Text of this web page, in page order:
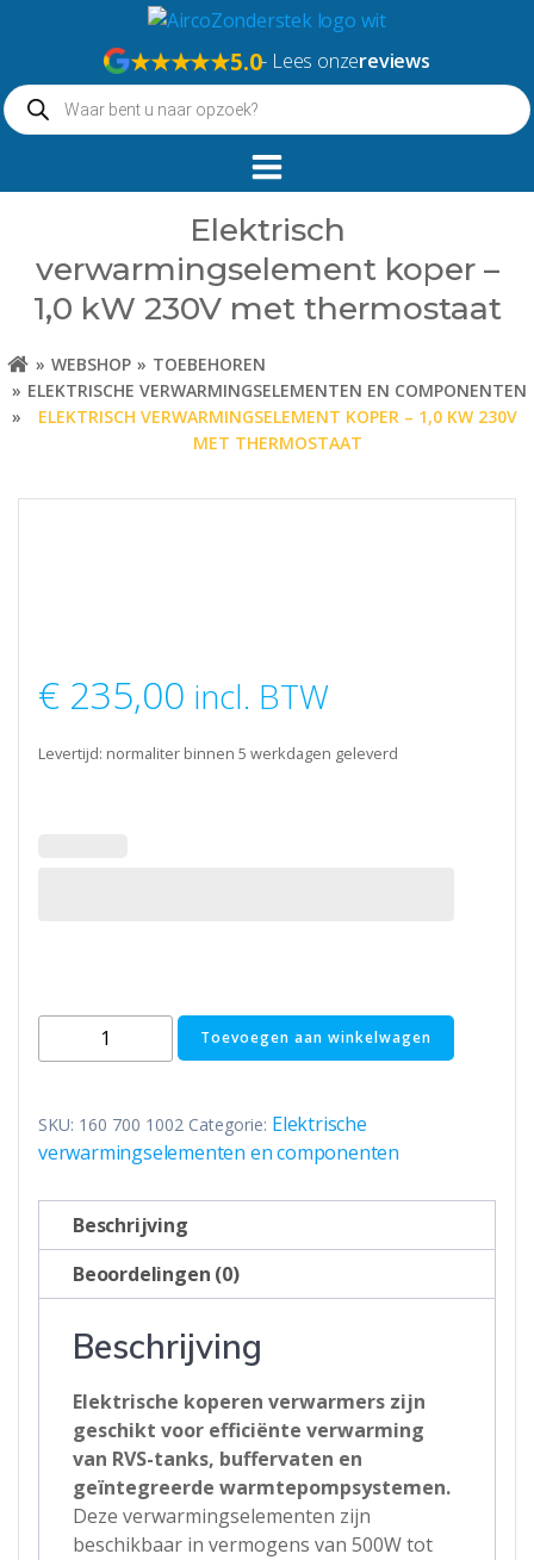
springen
★★★★★5.0- Lees onzereviews
Producten
zoeken
Elektrisch
verwarmingselement koper –
1,0 kW 230V met thermostaat
WEBSHOP
TOEBEHOREN
ELEKTRISCHE VERWARMINGSELEMENTEN EN COMPONENTEN
ELEKTRISCH VERWARMINGSELEMENT KOPER – 1,0 KW 230V
MET THERMOSTAAT
€ 235,00 incl. BTW
Levertijd: normaliter binnen 5 werkdagen geleverd
Elektrisch
verwarmingselement
-
1,0
230V
thermostaat
aantal
Toevoegen aan winkelwagen
SKU: 160 700 1002 Categorie: Elektrische
verwarmingselementen en componenten
Beschrijving
Beoordelingen (0)
Beschrijving
Elektrische koperen verwarmers zijn
geschikt voor efficiënte verwarming
van RVS-tanks, buffervaten en
geïntegreerde warmtepompsystemen.
Deze verwarmingselementen zijn
beschikbaar in vermogens van 500W tot